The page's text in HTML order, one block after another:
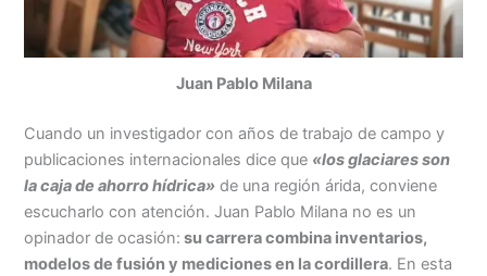
Juan Pablo Milana
Cuando un investigador con años de trabajo de campo y
publicaciones internacionales dice que «los glaciares son
la caja de ahorro hídrica» de una región árida, conviene
escucharlo con atención. Juan Pablo Milana no es un
opinador de ocasión: su carrera combina inventarios,
modelos de fusión y mediciones en la cordillera. En esta